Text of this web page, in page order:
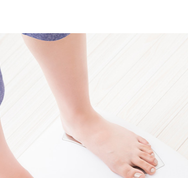
防犯カメラ
わせ
無料・特別料金の物件も！
対応エリア・物件をご案内
ポート
ブックス
加入特典